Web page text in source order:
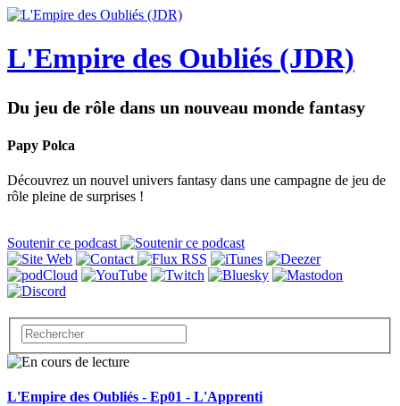
L'Empire des Oubliés (JDR)
Du jeu de rôle dans un nouveau monde fantasy
Papy Polca
Découvrez un nouvel univers fantasy dans une campagne de jeu de
rôle pleine de surprises !
Soutenir ce podcast
L'Empire des Oubliés - Ep01 - L'Apprenti